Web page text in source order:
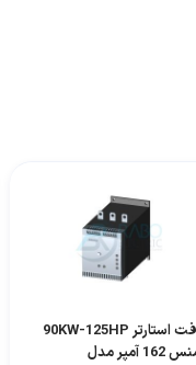
سافت استارتر 90KW-125HP
زیمنس 162 آمپر مدل